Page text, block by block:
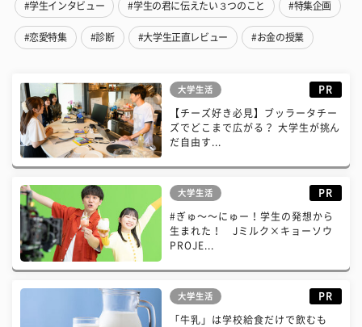
#学生インタビュー #学生の君に伝えたい３つのこと #特集企画
#恋愛特集 #診断 #大学生正直レビュー #お金の授業
大学生活 PR
【チーズ好き必見】ブッラータチー
ズでどこまで広がる？ 大学生が挑ん
だ自由す...
大学生活 PR
#ぎゅ〜〜にゅー！学生の発想から
生まれた！ Jミルク×キョーソウ
PROJE...
大学生活 PR
「牛乳」は学校給食だけで飲むも